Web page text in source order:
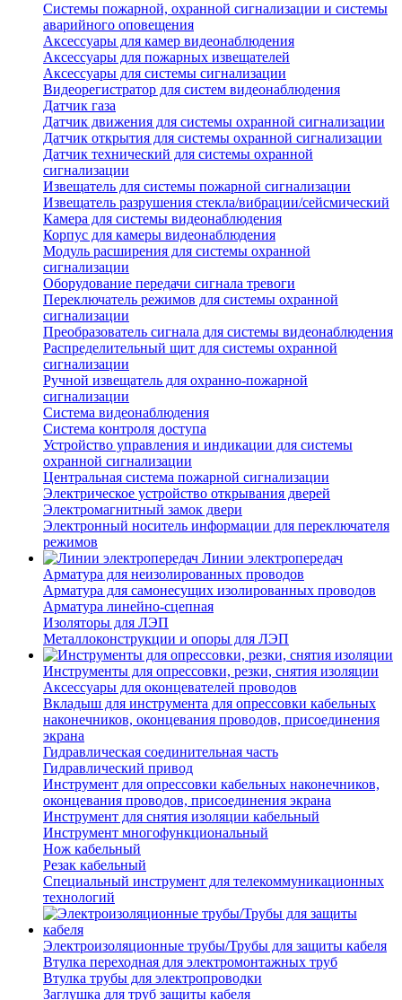
Системы пожарной, охранной сигнализации и системы
аварийного оповещения
Аксессуары для камер видеонаблюдения
Аксессуары для пожарных извещателей
Аксессуары для системы сигнализации
Видеорегистратор для систем видеонаблюдения
Датчик газа
Датчик движения для системы охранной сигнализации
Датчик открытия для системы охранной сигнализации
Датчик технический для системы охранной
сигнализации
Извещатель для системы пожарной сигнализации
Извещатель разрушения стекла/вибрации/сейсмический
Камера для системы видеонаблюдения
Корпус для камеры видеонаблюдения
Модуль расширения для системы охранной
сигнализации
Оборудование передачи сигнала тревоги
Переключатель режимов для системы охранной
сигнализации
Преобразователь сигнала для системы видеонаблюдения
Распределительный щит для системы охранной
сигнализации
Ручной извещатель для охранно-пожарной
сигнализации
Система видеонаблюдения
Система контроля доступа
Устройство управления и индикации для системы
охранной сигнализации
Центральная система пожарной сигнализации
Электрическое устройство открывания дверей
Электромагнитный замок двери
Электронный носитель информации для переключателя
режимов
Линии электропередач
Арматура для неизолированных проводов
Арматура для самонесущих изолированных проводов
Арматура линейно-сцепная
Изоляторы для ЛЭП
Металлоконструкции и опоры для ЛЭП
Инструменты для опрессовки, резки, снятия изоляции
Аксессуары для оконцевателей проводов
Вкладыш для инструмента для опрессовки кабельных
наконечников, оконцевания проводов, присоединения
экрана
Гидравлическая соединительная часть
Гидравлический привод
Инструмент для опрессовки кабельных наконечников,
оконцевания проводов, присоединения экрана
Инструмент для снятия изоляции кабельный
Инструмент многофункциональный
Нож кабельный
Резак кабельный
Специальный инструмент для телекоммуникационных
технологий
Электроизоляционные трубы/Трубы для защиты кабеля
Втулка переходная для электромонтажных труб
Втулка трубы для электропроводки
Заглушка для труб защиты кабеля